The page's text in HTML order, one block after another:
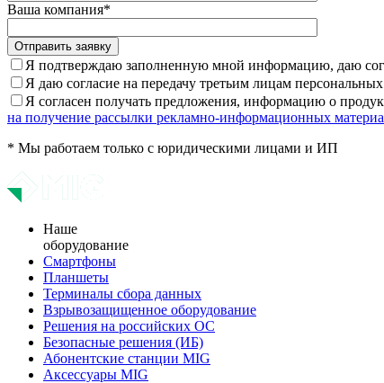
Ваша компания*
Отправить заявку
Я подтверждаю заполненную мной информацию, даю
Я даю согласие на передачу третьим лицам
Я согласен получать предложения, информацию о
на получение рассылки рекламно-информационных
* Мы работаем только с юридическими лицами и ИП
Наше
оборудование
Смартфоны
Планшеты
Терминалы сбора данных
Взрывозащищенное оборудование
Решения на российских ОС
Безопасные решения (ИБ)
Абонентские станции MIG
Аксессуары MIG